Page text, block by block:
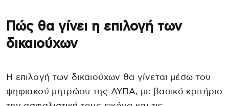
Πώς θα γίνει η επιλογή των
δικαιούχων
Η επιλογή των δικαιούχων θα γίνεται μέσω του
ψηφιακού μητρώου της ΔΥΠΑ, με βασικό κριτήριο